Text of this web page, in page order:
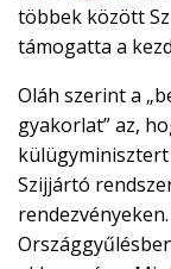
többek között
támogatta a
Oláh szerint a
gyakorlat” az,
Szijjártó